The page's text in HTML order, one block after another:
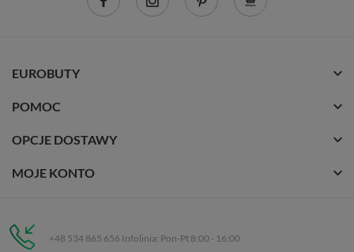
EUROBUTY
POMOC
OPCJE DOSTAWY
MOJE KONTO
+48 534 865 656 Infolinia: Pon-Pt 8:00 - 16:00